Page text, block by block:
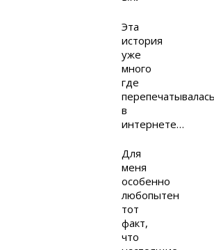
Эта
история
уже
много
где
перепечатывалась
в
интернете…
Для
меня
особенно
любопытен
тот
факт,
что